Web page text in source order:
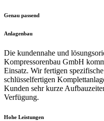
Genau passend
Anlagenbau
Die kundennahe und
Kompressorenbau GmbH
Einsatz. Wir fertigen
schlüsselfertigen
Kunden sehr kurze
Verfügung.
Hohe Leistungen